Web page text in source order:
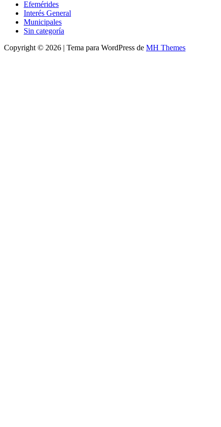
Efemérides
Interés General
Municipales
Sin categoría
Copyright © 2026 | Tema para WordPress de MH Themes